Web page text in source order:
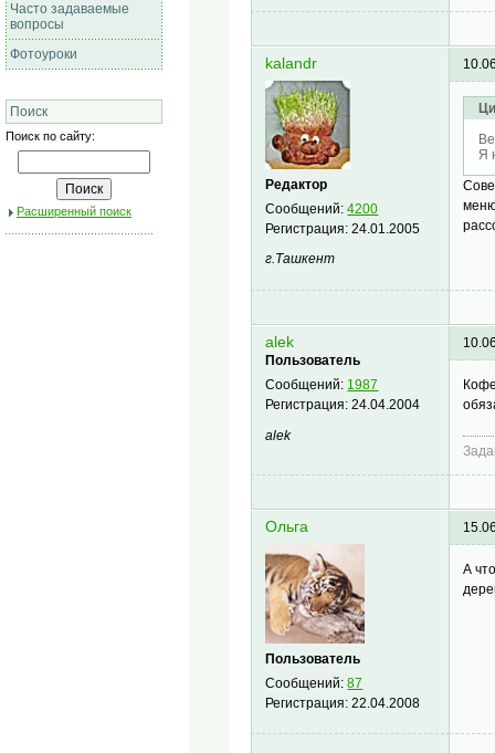
Часто задаваемые
вопросы
Фотоуроки
Поиск
Поиск по сайту:
Расширенный поиск
kalandr
Редактор
Сообщений:4200
Регистрация:24.01.2005
г.Ташкент
Я
alek
Пользователь
Сообщений: 1987
Регистрация:24.04.2004
alek
Ольга
Пользователь
Сообщений:87
Регистрация:22.04.2008
А